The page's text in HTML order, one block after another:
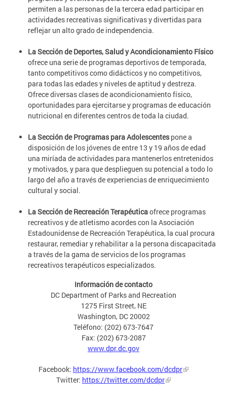
permiten a las personas de la tercera edad participar en
actividades recreativas significativas y divertidas para
reflejar un alto grado de independencia.
La Sección de Deportes, Salud y Acondicionamiento Físico
ofrece una serie de programas deportivos de temporada,
tanto competitivos como didácticos y no competitivos,
para todas las edades y niveles de aptitud y destreza.
Ofrece diversas clases de acondicionamiento físico,
oportunidades para ejercitarse y programas de educación
nutricional en diferentes centros de toda la ciudad.
La Sección de Programas para Adolescentespone a
disposición de los jóvenes de entre 13 y 19 años de edad
una miríada de actividades para mantenerlos entretenidos
y motivados, y para que desplieguen su potencial a todo lo
largo del año a través de experiencias de enriquecimiento
cultural y social.
La Sección de Recreación Terapéuticaofrece programas
recreativos y de atletismo acordes con la Asociación
Estadounidense de Recreación Terapéutica, la cual procura
restaurar, remediar y rehabilitar a la persona discapacitada
a través de la gama de servicios de los programas
recreativos terapéuticos especializados.
Información de contacto
DC Department of Parks and Recreation
1275 First Street, NE
Washington, DC 20002
Teléfono: (202) 673-7647
Fax: (202) 673-2087
www.dpr.dc.gov
Facebook: https://www.facebook.com/dcdpr
Twitter: https://twitter.com/dcdpr